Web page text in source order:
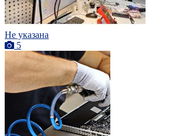
Не указана
5